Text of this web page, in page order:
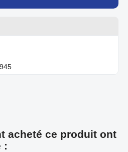
acheté ce produit ont
: